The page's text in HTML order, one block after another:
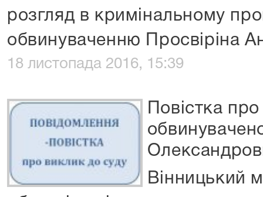
розгляд в кримінальному
обвинуваченню Просвіріна
18 листопада 2016, 15:39
Повістка
Вінницький